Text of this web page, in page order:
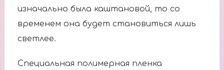
изначально была каштановой, то со
временем она будет становиться лишь
светлее.
Специальная полимерная пленка